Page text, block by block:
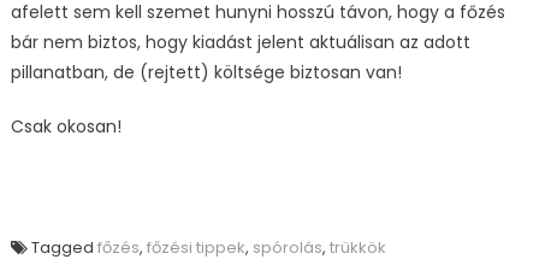
afelett sem kell szemet hunyni hosszú távon, hogy a főzés
bár nem biztos, hogy kiadást jelent aktuálisan az adott
pillanatban, de (rejtett) költsége biztosan van!
Csak okosan!
Tagged főzés, főzési tippek, spórolás, trükkök